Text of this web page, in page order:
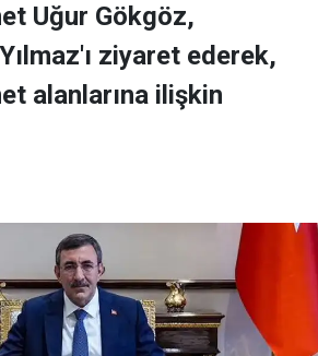
Uğur Gökgöz,
ziyaret ederek,
alanlarına ilişkin